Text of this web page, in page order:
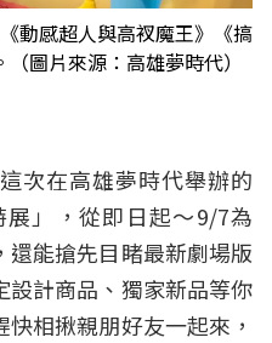
動感超人與高衩魔王》《搞
圖片來源：高雄夢時代）
次在高雄夢時代舉辦的
展」，從即日起～9/7為
能搶先目睹最新劇場版
設計商品、獨家新品等你
相揪親朋好友一起來，